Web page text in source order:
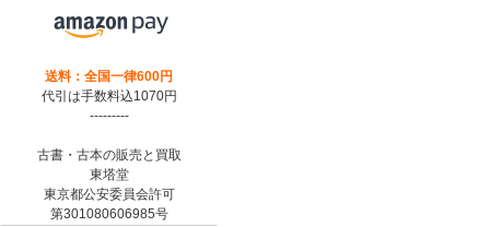
送料：全国一律600円
代引は手数料込1070円
---------
古書・古本の販売と買取
東塔堂
東京都公安委員会許可
第301080606985号